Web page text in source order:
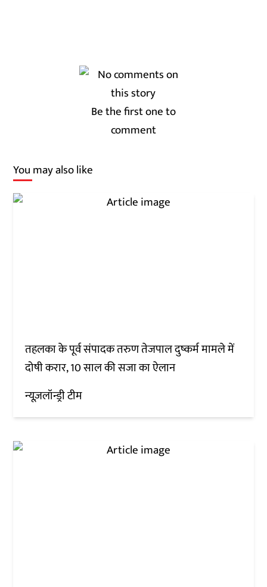
Be the first one to
comment
You may also like
तहलका के पूर्व संपादक तरुण तेजपाल दुष्कर्म मामले में
दोषी करार, 10 साल की सजा का ऐलान
न्यूज़लॉन्ड्री टीम